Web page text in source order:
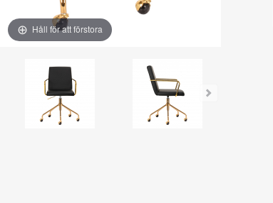
Håll för att förstora